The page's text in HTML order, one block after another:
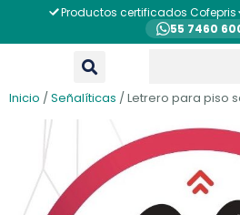
Productos certificados Cofepris
55 7460
Inicio /Señalíticas / Letrero para piso